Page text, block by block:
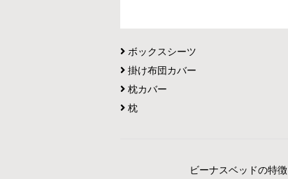
ボックスシーツ
掛け布団カバー
枕カバー
枕
ビーナスベッドの特徴